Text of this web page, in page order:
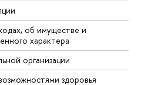
об имуществе и
характера
организации
здоровья